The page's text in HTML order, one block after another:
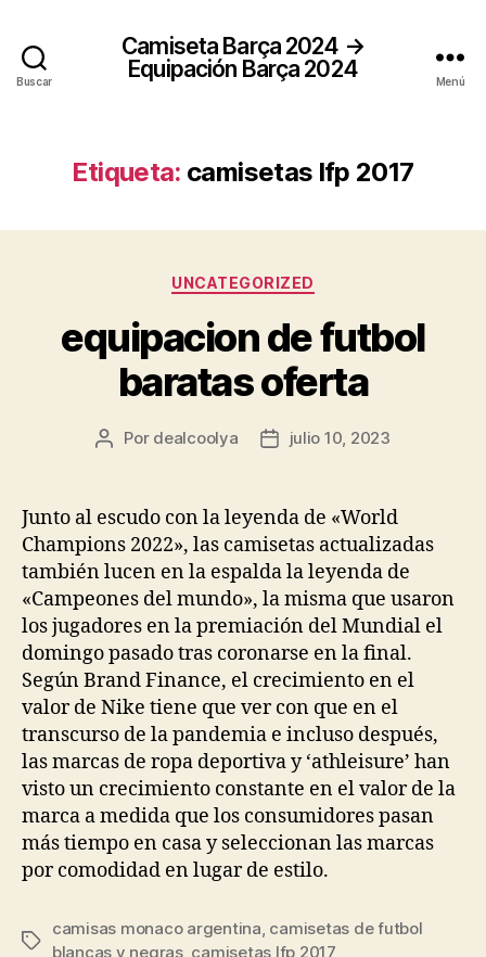
Buscar
Camiseta Barça 2024 →
Equipación Barça 2024
Menú
Etiqueta: camisetas lfp 2017
Categorías
UNCATEGORIZED
equipacion de futbol
baratas oferta
Autor
entrada
Por dealcoolya
Fecha
entrada
julio 10, 2023
Junto al escudo con la leyenda de «World
Champions 2022», las camisetas actualizadas
también lucen en la espalda la leyenda de
«Campeones del mundo», la misma que usaron
los jugadores en la premiación del Mundial el
domingo pasado tras coronarse en la final.
Según Brand Finance, el crecimiento en el
valor de Nike tiene que ver con que en el
transcurso de la pandemia e incluso después,
las marcas de ropa deportiva y ‘athleisure’ han
visto un crecimiento constante en el valor de la
marca a medida que los consumidores pasan
más tiempo en casa y seleccionan las marcas
por comodidad en lugar de estilo.
Etiquetas
camisas monaco argentina camisetas de futbol
blancas y negras, camisetas lfp 2017